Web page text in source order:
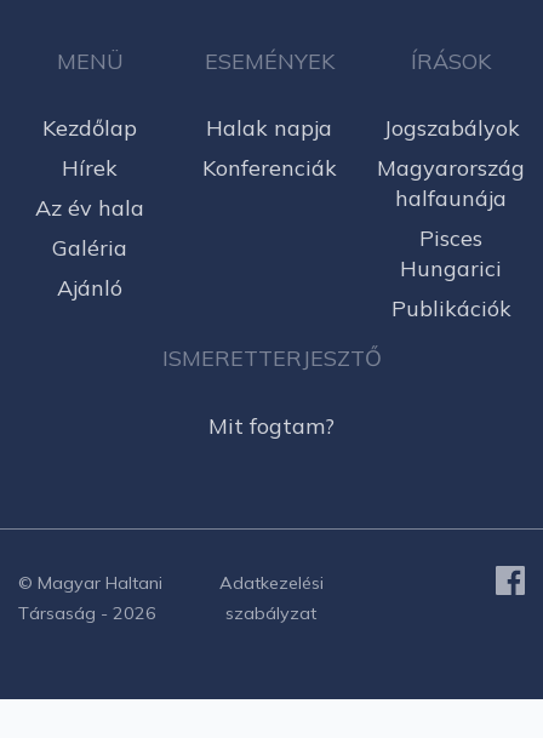
MENÜ
Kezdőlap
Hírek
Az év hala
Galéria
Ajánló
ESEMÉNYEK
Halak napja
Konferenciák
ÍRÁSOK
Jogszabályok
Magyarország
halfaunája
Pisces
Hungarici
Publikációk
ISMERETTERJESZTŐ
Mit fogtam?
© Magyar Haltani
Társaság - 2026
Adatkezelési
szabályzat